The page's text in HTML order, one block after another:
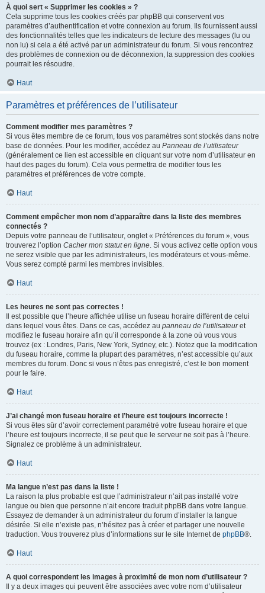
À quoi sert « Supprimer les cookies » ?
Cela supprime tous les cookies créés par phpBB qui conservent vos
paramètres d’authentification et votre connexion au forum. Ils fournissent aussi
des fonctionnalités telles que les indicateurs de lecture des messages (lu ou
non lu) si cela a été activé par un administrateur du forum. Si vous rencontrez
des problèmes de connexion ou de déconnexion, la suppression des cookies
pourrait les résoudre.
Haut
Paramètres et préférences de l’utilisateur
Comment modifier mes paramètres ?
Si vous êtes membre de ce forum, tous vos paramètres sont stockés dans notre
base de données. Pour les modifier, accédez au Panneau de l’utilisateur
(généralement ce lien est accessible en cliquant sur votre nom d’utilisateur en
haut des pages du forum). Cela vous permettra de modifier tous les
paramètres et préférences de votre compte.
Haut
Comment empêcher mon nom d’apparaître dans la liste des membres
connectés ?
Depuis votre panneau de l’utilisateur, onglet « Préférences du forum », vous
trouverez l’option Cacher mon statut en ligne. Si vous activez cette option vous
ne serez visible que par les administrateurs, les modérateurs et vous-même.
Vous serez compté parmi les membres invisibles.
Haut
Les heures ne sont pas correctes !
Il est possible que l’heure affichée utilise un fuseau horaire différent de celui
dans lequel vous êtes. Dans ce cas, accédez au panneau de l’utilisateuret
modifiez le fuseau horaire afin qu’il corresponde à la zone où vous vous
trouvez (ex : Londres, Paris, New York, Sydney, etc.). Notez que la modification
du fuseau horaire, comme la plupart des paramètres, n’est accessible qu’aux
membres du forum. Donc si vous n’êtes pas enregistré, c’est le bon moment
pour le faire.
Haut
J’ai changé mon fuseau horaire et l’heure est toujours incorrecte !
Si vous êtes sûr d’avoir correctement paramétré votre fuseau horaire et que
l’heure est toujours incorrecte, il se peut que le serveur ne soit pas à l’heure.
Signalez ce problème à un administrateur.
Haut
Ma langue n’est pas dans la liste !
La raison la plus probable est que l’administrateur n’ait pas installé votre
langue ou bien que personne n’ait encore traduit phpBB dans votre langue.
Essayez de demander à un administrateur du forum d’installer la langue
désirée. Si elle n’existe pas, n’hésitez pas à créer et partager une nouvelle
traduction. Vous trouverez plus d’informations sur le site Internet de phpBB®.
Haut
A quoi correspondent les images à proximité de mon nom d’utilisateur ?
Il y a deux images qui peuvent être associées avec votre nom d’utilisateur